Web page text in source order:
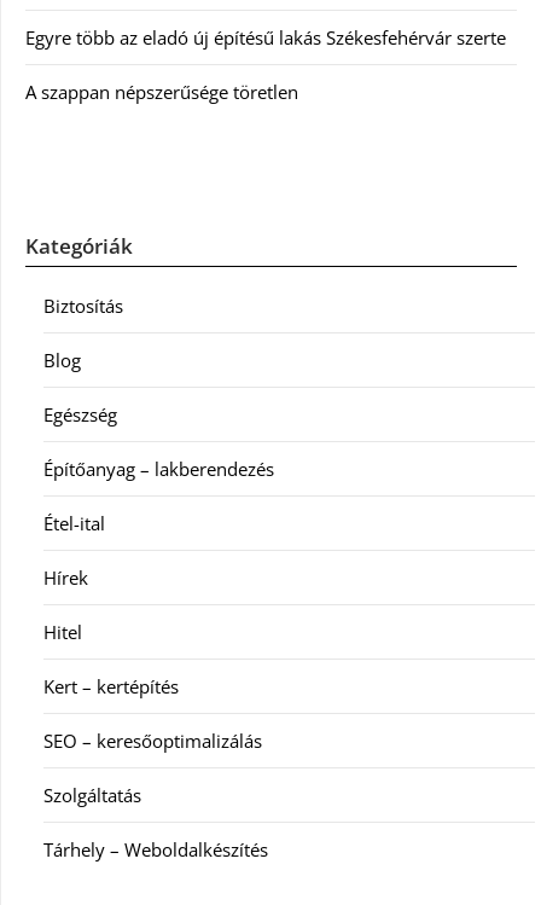
Egyre több az eladó új építésű lakás Székesfehérvár szerte
A szappan népszerűsége töretlen
Kategóriák
Biztosítás
Blog
Egészség
Építőanyag – lakberendezés
Étel-ital
Hírek
Hitel
Kert – kertépítés
SEO – keresőoptimalizálás
Szolgáltatás
Tárhely – Weboldalkészítés